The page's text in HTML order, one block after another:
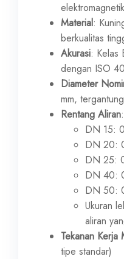
elektromagnetik
Material:
berkualitas
Akurasi: Kelas
dengan ISO
Diameter
mm,
Rentang Aliran:
DN 15:
DN 20:
DN 25:
DN 40:
DN 50:
Ukuran
aliran
Tekanan Kerja
tipe standar)